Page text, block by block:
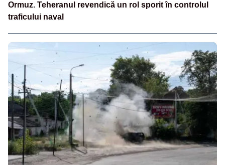
Ormuz. Teheranul revendică un rol sporit în controlul
traficului naval